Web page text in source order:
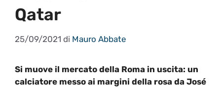
Qatar
25/09/2021 di Mauro Abbate
Si muove il mercato della Roma in uscita: un
calciatore messo ai margini della rosa da José